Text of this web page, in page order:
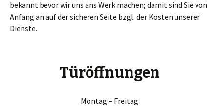
bekannt bevor wir uns ans Werk machen; damit sind Sie von
Anfang an auf der sicheren Seite bzgl. der Kosten unserer
Dienste.
Türöffnungen
Montag – Freitag